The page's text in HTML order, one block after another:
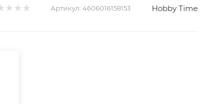
Артикул: 4606016158153 Hobby Time